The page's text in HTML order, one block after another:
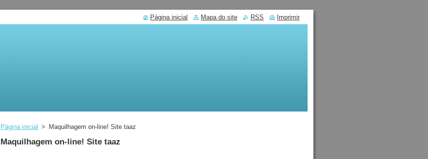
Página inicial > Maquilhagem on-line! Site taaz
Maquilhagem on-line! Site taaz
Página inicial Mapa do site RSS Imprimir